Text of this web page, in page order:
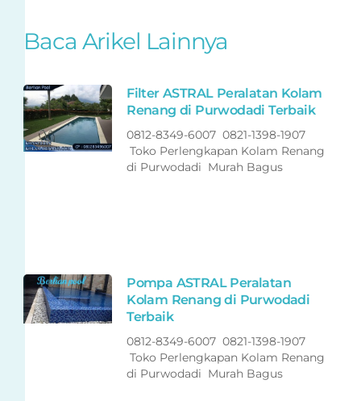
Baca Arikel Lainnya
Filter ASTRAL Peralatan Kolam
Renang di Purwodadi Terbaik
0812-8349-6007 0821-1398-1907
Toko Perlengkapan Kolam Renang
di Purwodadi Murah Bagus
Pompa ASTRAL Peralatan
Kolam Renang di Purwodadi
Terbaik
0812-8349-6007 0821-1398-1907
Toko Perlengkapan Kolam Renang
di Purwodadi Murah Bagus